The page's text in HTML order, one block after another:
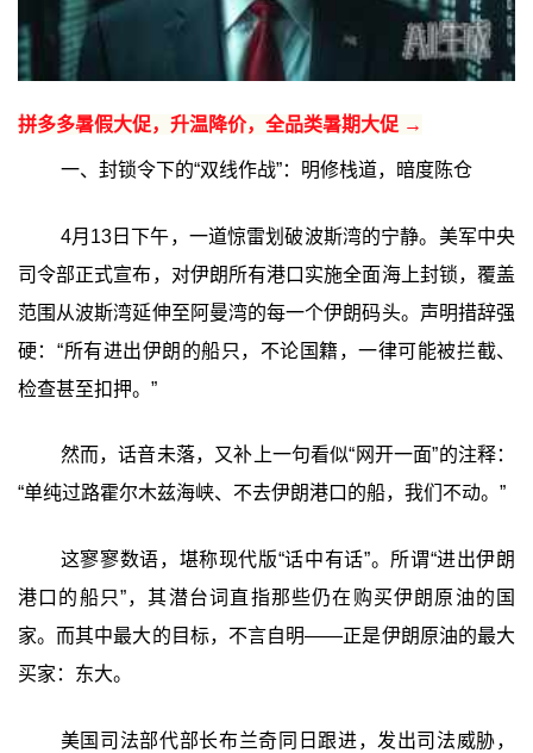
拼多多暑假大促，升温降价，全品类暑期大促 →
一、封锁令下的“双线作战”：明修栈道，暗度陈仓
4月13日下午，一道惊雷划破波斯湾的宁静。美军中央
司令部正式宣布，对伊朗所有港口实施全面海上封锁，覆盖
范围从波斯湾延伸至阿曼湾的每一个伊朗码头。声明措辞强
硬：“所有进出伊朗的船只，不论国籍，一律可能被拦截、
检查甚至扣押。”
然而，话音未落，又补上一句看似“网开一面”的注释：
“单纯过路霍尔木兹海峡、不去伊朗港口的船，我们不动。”
这寥寥数语，堪称现代版“话中有话”。所谓“进出伊朗
港口的船只”，其潜台词直指那些仍在购买伊朗原油的国
家。而其中最大的目标，不言自明——正是伊朗原油的最大
买家：东大。
美国司法部代部长布兰奇同日跟进，发出司法威胁，